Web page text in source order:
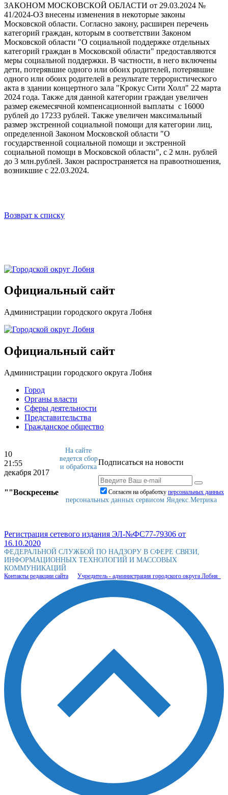
ЗАКОНОМ МОСКОВСКОЙ ОБЛАСТИ от 29.03.2024 №
41/2024-ОЗ внесены изменения в некоторые законы
Московской области. Согласно закону, расширен перечень
категорий граждан, которым в соответствии Законом
Московской области "О социальной поддержке отдельных
категорий граждан в Московской области" предоставляются
меры социальной поддержки. В частности, в него включены
дети, потерявшие одного или обоих родителей, потерявшие
одного или обоих родителей в результате террористического
акта в здании концертного зала "Крокус Сити Холл" 22 марта
2024 года. Также для данной категории граждан увеличен
размер ежемесячной компенсационной выплаты с 16000
рублей до 17233 рублей. Также увеличен максимальный
размер экстренной социальной помощи для категории лиц,
определенной Законом Московской области "О
государственной социальной помощи и экстренной
социальной помощи в Московской области", с 2 млн. рублей
до 3 млн.рублей. Закон распространяется на правоотношения,
возникшие с 22.03.2024.
Возврат к списку
Официальный сайт
Администрации городского округа Лобня
Официальный сайт
Администрации городского округа Лобня
Город
Органы власти
Сферы деятельности
Представительства
Гражданское общество
10
21:55
декабря 2017
""Воскресенье
Подписаться на новости
Согласен на обработку персональныx данных
На сайте
ведется сбор
и обработка
персональных данных сервисом Яндекс.Метрика
Регистрация сетевого издания ЭЛ-№ФС77-79306 от
16.10.2020
ФЕДЕРАЛЬНОЙ СЛУЖБОЙ ПО НАДЗОРУ В СФЕРЕ СВЯЗИ,
ИНФОРМАЦИОННЫХ ТЕХНОЛОГИЙ И МАССОВЫХ
КОММУНИКАЦИЙ
Контакты редакции сайта Учредитель - администрация городского округа Лобня